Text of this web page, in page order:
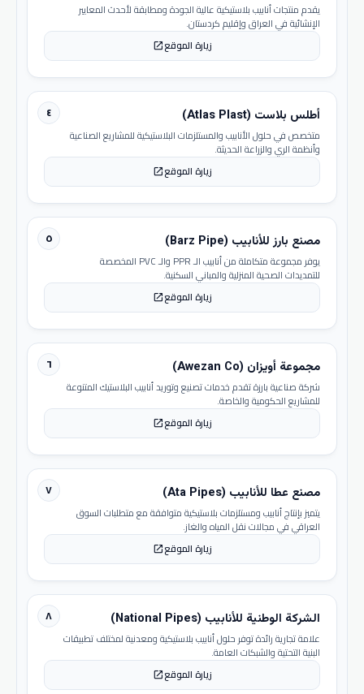
يقدم منتجات أنابيب بلاستيكية عالية الجودة ومطابقة لأحدث المعايير
الإنشائية في العراق وإقليم كردستان.
زيارة الموقعopen_in_new
٤ أطلس بلاست (Atlas Plast)
متخصص في حلول الأنابيب والمستلزمات البلاستيكية للمشاريع الصناعية
وأنظمة الري والزراعة الحديثة.
زيارة الموقعopen_in_new
٥ مصنع بارز للأنابيب (Barz Pipe)
يوفر مجموعة متكاملة من أنابيب الـ PPR والـ PVC المخصصة
للتمديدات الصحية المنزلية والمباني السكنية.
زيارة الموقعopen_in_new
٦ مجموعة أويزان (Awezan Co)
شركة صناعية بارزة تقدم خدمات تصنيع وتوريد أنابيب البلاستيك المتنوعة
للمشاريع الحكومية والخاصة.
زيارة الموقعopen_in_new
٧ مصنع عطا للأنابيب (Ata Pipes)
يتميز بإنتاج أنابيب ومستلزمات بلاستيكية متوافقة مع متطلبات السوق
العراقي في مجالات نقل المياه والغاز.
زيارة الموقعopen_in_new
٨ الشركة الوطنية للأنابيب (National Pipes)
علامة تجارية رائدة توفر حلول أنابيب بلاستيكية ومعدنية لمختلف تطبيقات
البنية التحتية والشبكات العامة.
زيارة الموقعopen_in_new